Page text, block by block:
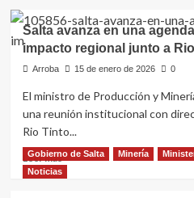
en
desarrollo
minero
la
Puna
El
proyecto
de
litio
POSCO
consolida
su
industrial
en
Salta avanza en una
impacto regional junto a
Arroba 15 de enero de 2026 0
El ministro de Producción y
una reunión institucional con
Rio Tinto...
Leer másLeer
más
Gobierno de Salta Minería
Noticias